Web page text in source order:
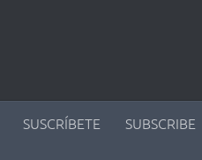
SUSCRÍBETE SUBSCRIBE